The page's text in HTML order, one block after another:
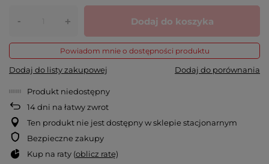
- + Dodaj do koszyka
Powiadom mnie o dostępności produktu
Dodaj do listy zakupowej Dodaj do porównania
Produkt niedostępny
14dni na łatwy zwrot
Ten produkt nie jest dostępny w sklepie stacjonarnym
Bezpieczne zakupy
Kup na raty (oblicz ratę)